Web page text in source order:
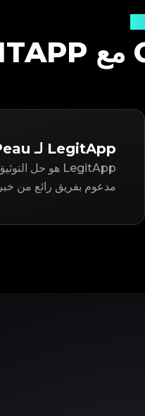
LegitApp لـ Clé de Peau
مدعوم بفريق رائع من